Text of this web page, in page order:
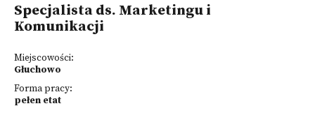
Specjalista ds. Marketingu i
Komunikacji
Miejscowości:
Głuchowo
Forma pracy:
pełen etat